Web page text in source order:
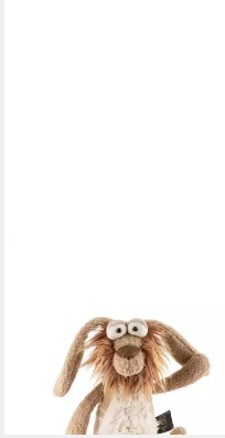
Erwachsene (1-St)
ab 49,95 €
lieferbar - in 3-4 Werktagen bei dir